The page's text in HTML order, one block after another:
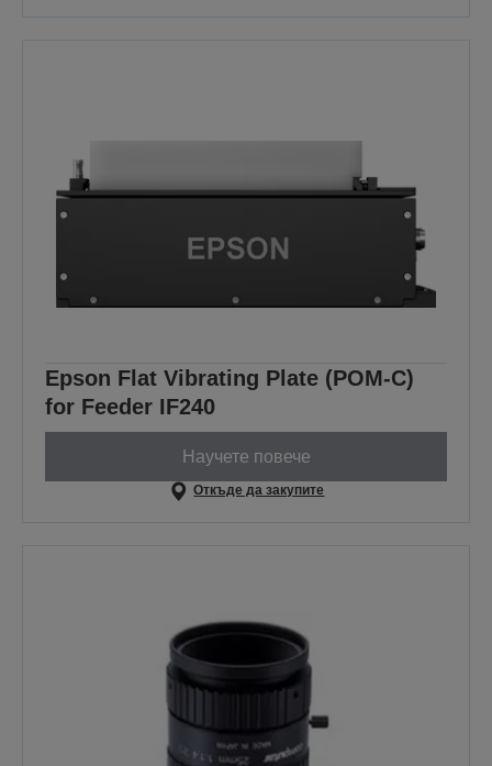
Epson Flat Vibrating Plate (POM-C)
for Feeder IF240
Научете повече
Откъде да закупите